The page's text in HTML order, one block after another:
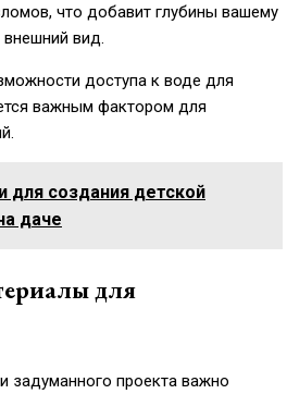
что добавит глубины вашему
вид.
доступа к воде для
важным фактором для
для создания детской
даче
для
задуманного проекта важно